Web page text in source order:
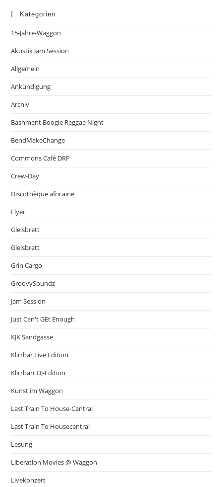
Kategorien
15-Jahre-Waggon
Akustik Jam Session
Allgemein
Ankündigung
Archiv
Bashment Boogie Reggae Night
BendMakeChange
Commons Café DRP
Crew-Day
Discothèque africaine
Flyer
Gleisbrett
Gleisbrett
Grin Cargo
GroovySoundz
Jam Session
Just Can't GEt Enough
KJK Sandgasse
Klirrbar Live Edition
Klirrbarr DJ-Edition
Kunst im Waggon
Last Train To House-Central
Last Train To Housecentral
Lesung
Liberation Movies @ Waggon
Livekonzert